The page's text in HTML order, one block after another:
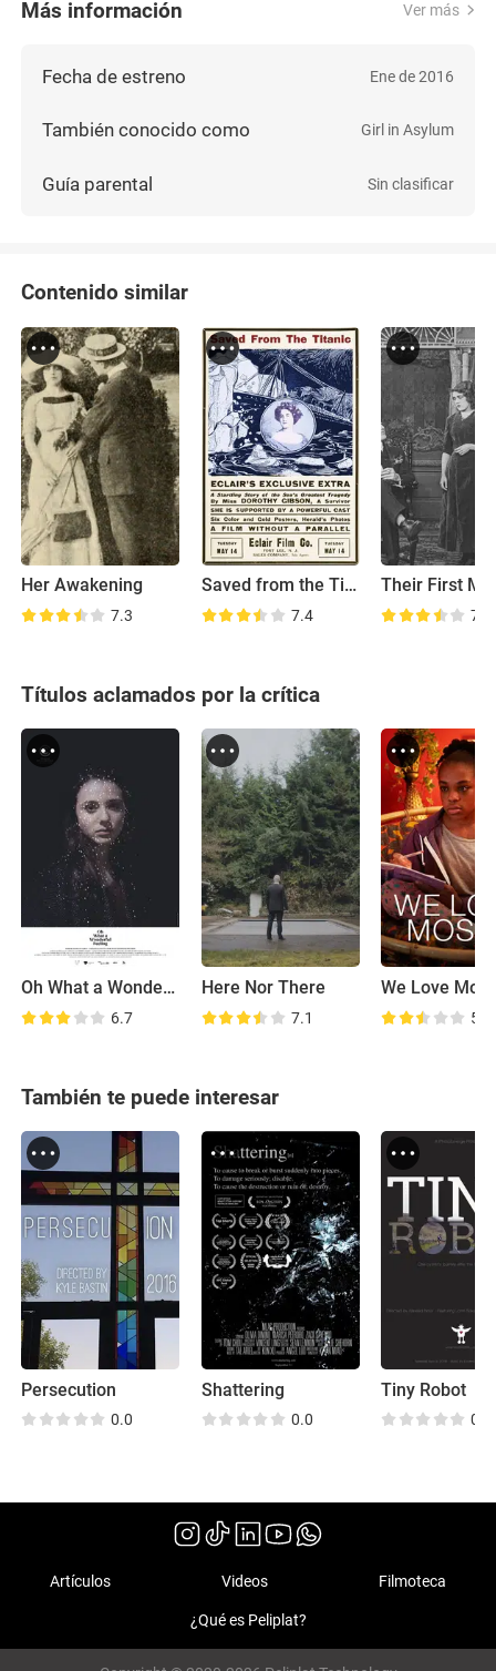
Más información Ver más
Fecha de estreno Ene de 2016
También conocido como Girl in Asylum
Guía parental Sin clasificar
Contenido similar
Her Awakening
7.3
Saved from the Titanic
7.4 7.8
Títulos aclamados por la crítica
Oh What a Wonderful Feeling
6.7
Here Nor There
7.1
We Love
5.9
También te puede interesar
Persecution
0.0
Shattering
0.0
Tiny Robot
0.0
Artículos Videos Filmoteca
¿Qué es Peliplat?